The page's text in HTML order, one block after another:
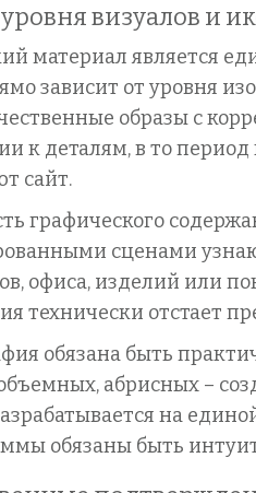
визуалов и
материал является
зависит от уровня
образы с
к деталям, в то
сайт.
графического
сценами
офиса, изделий или
технически отстает
обязана быть
абрисных –
на
обязаны быть